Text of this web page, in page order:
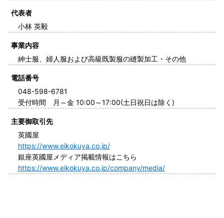
代表者
小林 英毅
事業内容
紳士服、婦人服および高級既製服の縫製加工・その他
電話番号
048-598-6781
受付時間 月～金 10:00～17:00(土日祝日は除く)
主要御取引先
英國屋
https://www.eikokuya.co.jp/
銀座英國屋メディア掲載情報はこちら
https://www.eikokuya.co.jp/company/media/